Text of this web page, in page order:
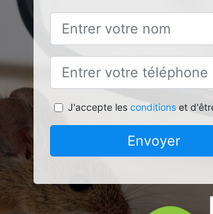
J'accepte les conditionset
Envoyer